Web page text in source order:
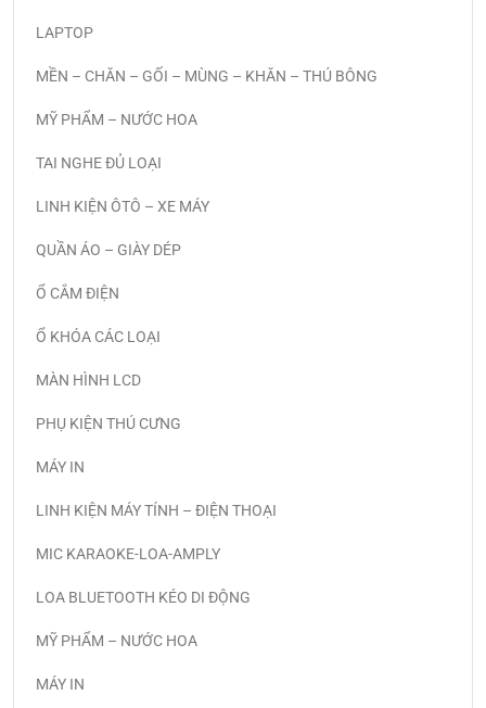
LAPTOP
MỀN – CHĂN – GỐI – MÙNG – KHĂN – THÚ BÔNG
MỸ PHẨM – NƯỚC HOA
TAI NGHE ĐỦ LOẠI
LINH KIỆN ÔTÔ – XE MÁY
QUẦN ÁO – GIÀY DÉP
Ổ CẮM ĐIỆN
Ổ KHÓA CÁC LOẠI
MÀN HÌNH LCD
PHỤ KIỆN THÚ CƯNG
MÁY IN
LINH KIỆN MÁY TÍNH – ĐIỆN THOẠI
MIC KARAOKE-LOA-AMPLY
LOA BLUETOOTH KÉO DI ĐỘNG
MỸ PHẨM – NƯỚC HOA
MÁY IN